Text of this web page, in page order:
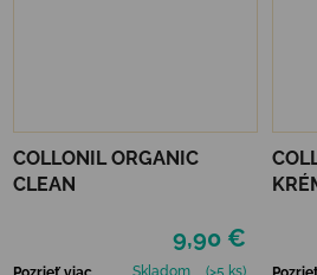
COLLONIL ORGANIC
CLEAN
9,90 €
Skladom (>5 ks)